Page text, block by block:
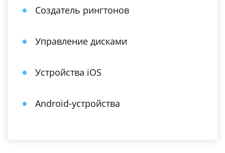
Создатель рингтонов
Управление дисками
Устройства iOS
Android-устройства